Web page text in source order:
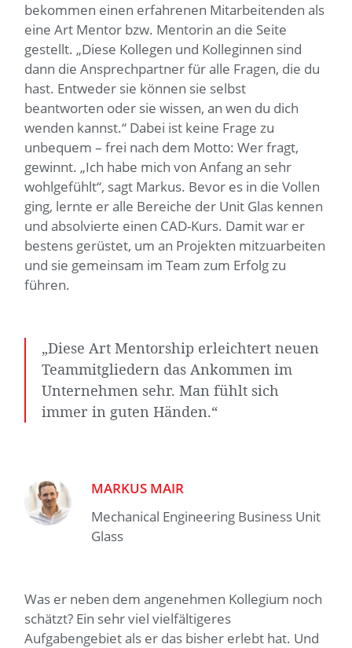
bekommen einen erfahrenen Mitarbeitenden als
eine Art Mentor bzw. Mentorin an die Seite
gestellt. „Diese Kollegen und Kolleginnen sind
dann die Ansprechpartner für alle Fragen, die du
hast. Entweder sie können sie selbst
beantworten oder sie wissen, an wen du dich
wenden kannst.“ Dabei ist keine Frage zu
unbequem – frei nach dem Motto: Wer fragt,
gewinnt. „Ich habe mich von Anfang an sehr
wohlgefühlt“, sagt Markus. Bevor es in die Vollen
ging, lernte er alle Bereiche der Unit Glas kennen
und absolvierte einen CAD-Kurs. Damit war er
bestens gerüstet, um an Projekten mitzuarbeiten
und sie gemeinsam im Team zum Erfolg zu
führen.
„Diese Art Mentorship erleichtert neuen
Teammitgliedern das Ankommen im
Unternehmen sehr. Man fühlt sich
immer in guten Händen.“
MARKUS MAIR
Mechanical Engineering Business Unit
Glass
Was er neben dem angenehmen Kollegium noch
schätzt? Ein sehr viel vielfältigeres
Aufgabengebiet als er das bisher erlebt hat. Und